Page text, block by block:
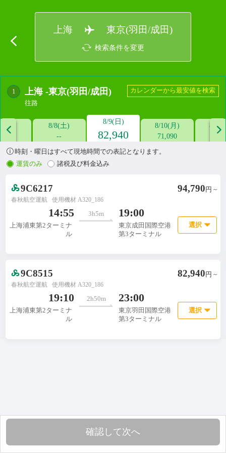
上海 東京(羽田/成田)
検索条件を変更
1 上海 -東京(羽田/成田)
往路
カレンダーから最安値を検索

金)
8/8(土)
--
8/9(日)
82,940
8/10(月)
71,090
8/

時刻・曜日はすべて現地時間での表記となります。
運賃のみ
諸税及び料金込み
9C6217 94,790円 ~
春秋航空運航 使用機材 A320_186
14:55
上海浦東第2ターミナ
ル
3h5m
 19:00
東京成田国際空港
第3ターミナル
選択
9C8515 82,940 円 ~
春秋航空運航 使用機材 A320_186
19:10
上海浦東第2ターミナ
ル
2h50m
 23:00
東京羽田国際空港
第3ターミナル
選択
確認して次へ